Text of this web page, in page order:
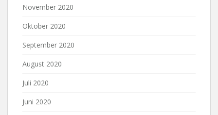
November 2020
Oktober 2020
September 2020
August 2020
Juli 2020
Juni 2020